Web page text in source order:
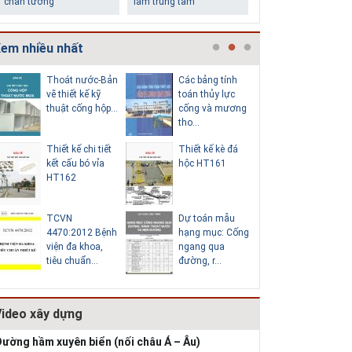
Những ngôi nhà một
tầng ít tiền vẫn đẹp
Lý do nên sử dụng gạch
block để xây nhà
Thiết kế nhà siêu nhỏ
độc đáo
nhiều nhất
Thoát nước-Bản
vẽ thiết kế kỹ
thuật cống hộp...
Thiết kế chi tiết
kết cấu bó vỉa
HT162
TCVN
4470:2012 Bệnh
viện đa khoa,
tiêu chuẩn...
Các bảng tính
toán thủy lực
cống và mương
tho...
Thiết kế kè đá
hộc HT161
Dự toán mẫu
hạng mục: Cống
ngang qua
đường, r...
xây dựng
hầm xuyên biển (nối châu Á – Âu)